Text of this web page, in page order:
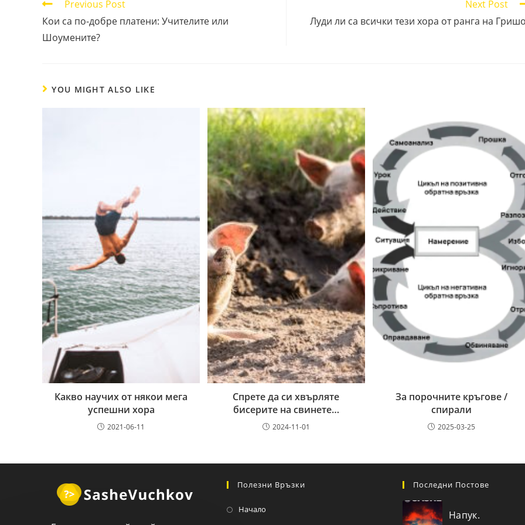
Read
articles
Previous Post
Кои са по-добре платени: Учителите или
Шоумените?
Next Post
Луди ли са всички тези хора от ранга на
YOU MIGHT ALSO LIKE
Какво научих от някои мега
успешни хора
2021-06-11
Спрете да си хвърляте
бисерите на свинете…
2024-11-01
За порочните кръгове /
спирали
2025-03-25
Полезни Връзки
Начало
Последни Постове
Напук.